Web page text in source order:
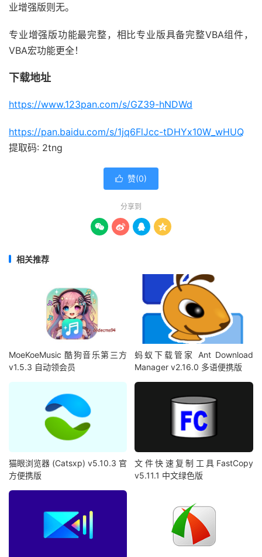
业增强版则无。
专业增强版功能最完整，相比专业版具备完整VBA组件，
VBA宏功能更全！
下载地址
https://www.123pan.com/s/GZ39-hNDWd
https://pan.baidu.com/s/1jq6FlJcc-tDHYx10W_wHUQ
提取码: 2tng
 赞(0)
分享到
   
相关推荐
MoeKoeMusic 酷狗音乐第三方
v1.5.3 自动领会员
蚂蚁下载管家 Ant Download
Manager v2.16.0 多语便携版
猫眼浏览器 (Catsxp) v5.10.3 官
方便携版
文件快速复制工具FastCopy
v5.11.1 中文绿色版